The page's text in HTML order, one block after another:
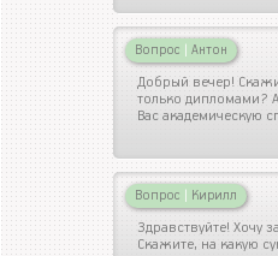
Вопрос | Антон
Добрый вечер!
только дипломами?
Вас академическую
Вопрос | Кирилл
Здравствуйте! Хочу
Скажите, на какую